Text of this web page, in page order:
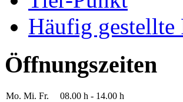
Häufig gestellte
Öffnungszeiten
Mo. Mi. Fr.
08.00 h - 14.00 h